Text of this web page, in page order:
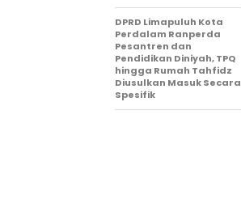
DPRD Limapuluh Kota
Perdalam Ranperda
Pesantren dan
Pendidikan Diniyah, TPQ
hingga Rumah Tahfidz
Diusulkan Masuk Secara
Spesifik